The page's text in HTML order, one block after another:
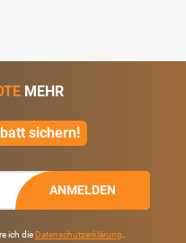
MEHR
sichern!
ANMELDEN
ich die Datenschutzerklärung